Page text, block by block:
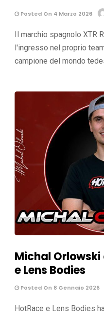
Posted On 4 Marzo 2026
Il marchio spagnolo XTR
l'ingresso nel proprio
campione del mondo
Michal
e Lens Bodies
Posted On 8 Gennaio 2026
HotRace e Lens Bodies